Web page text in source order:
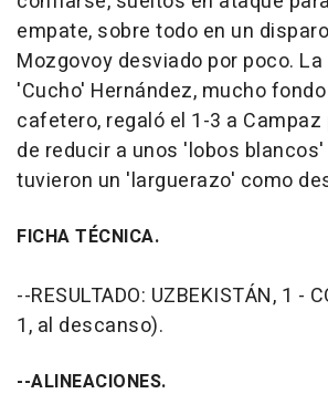
empate, sobre todo en un
Mozgovoy desviado por poco.
'Cucho' Hernández, mucho
cafetero, regaló el 1-3 a
de reducir a unos 'lobos blancos'
tuvieron un 'larguerazo' como
FICHA TÉCNICA.
--RESULTADO: UZBEKISTÁN, 1 -
1, al descanso).
--ALINEACIONES.